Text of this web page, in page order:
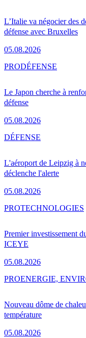
L’Italie va négocier des
défense avec Bruxelles
05.08.2026
Le Japon cherche à
défense
05.08.2026
PRODÉFENSE
L'aéroport de Leipzig à
déclenche l'alerte
05.08.2026
DÉFENSE
Premier investissement
ICEYE
05.08.2026
PROTECHNOLOGIES
Nouveau dôme de
température
05.08.2026
PROENERGIE,